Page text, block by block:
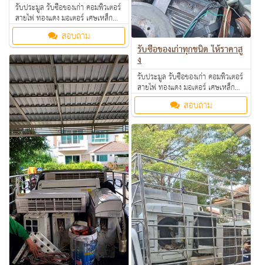
รับประมูล รับซื้อของเก่า คอมพิวเตอร์
สายไฟ ทองแดง มอเตอร์ เศษเหล็ก
อลูมิเนียม คอมเพรสเซอร์ แอร์เก่า
ตามโรงงาน โรงแรม อพาร์ทเม้นท์ ให้
ราคาดี คุยง่าย จ่ายคล่อง รับซื้อเงินสด
ถึงที่ สนใจทักมาสอบถามหรือส่งรูป
มาสอบถามได้ค่ะ
สอบถาม
รับซื้อของเก่าทุกชนิด ให้ราคาสู
ง
รับประมูล รับซื้อของเก่า คอมพิวเตอร์
สายไฟ ทองแดง มอเตอร์ เศษเหล็ก
อลูมิเนียม คอมเพรสเซอร์ แอร์เก่า
ตามโรงงาน โรงแรม อพาร์ทเม้นท์ ให้
ราคาดี คุยง่าย จ่ายคล่อง รับซื้อเงินสด
ถึงที่ สนใจทักมาสอบถามหรือส่งรูป
มาสอบถามได้ค่ะ
สอบถาม